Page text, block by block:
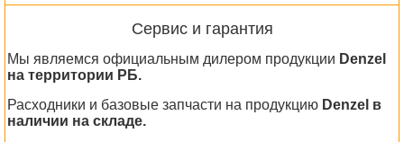
Сервис и гарантия
Мы являемся официальным дилером продукции Denzel
на территории РБ.
Расходники и базовые запчасти на продукцию Denzel в
наличии на складе.